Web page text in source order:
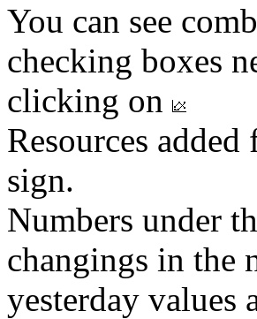
You can see
checking boxes
clicking on
Resources
sign.
Numbers under
changings in the
yesterday values